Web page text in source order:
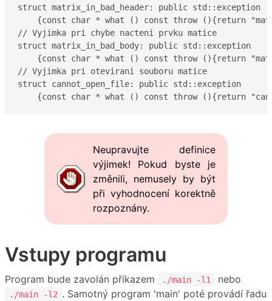
struct matrix_in_bad_header: public std::exception
{const char * what () const throw (){return
// Vyjimka pri chybe nacteni prvku matice
struct matrix_in_bad_body: public std::exception
{const char * what () const throw (){return
// Vyjimka pri otevirani souboru matice
struct cannot_open_file: public std::exception
{const char * what () const throw (){return
Neupravujte definice
výjimek! Pokud byste je
změnili, nemusely by být
při vyhodnocení korektně
rozpoznány.
Vstupy programu
Program bude zavolán příkazem ./main -l1 nebo
./main -l2 . Samotný program 'main' poté provádí řadu